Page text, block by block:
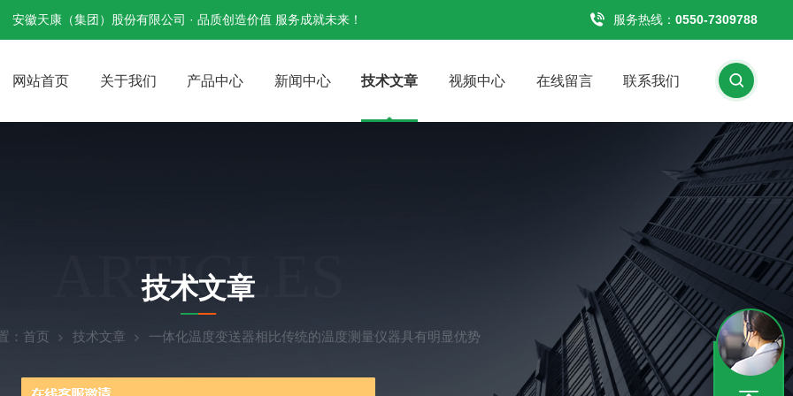
安徽天康（集团）股份有限公司 · 品质创造价值 服务成就未来！ 服务热线： 0550-7309788
网站首页 关于我们 产品中心 新闻中心 技术文章 视频中心 在线留言 联系我们
ARTICLES
技术文章
： 首页 技术文章 一体化温度变送器相比传统的温度测量仪器具有明显优势